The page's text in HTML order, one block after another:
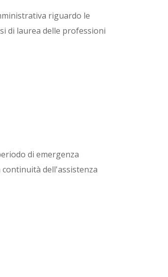
riguardo le
di laurea delle professioni
di emergenza
dell'assistenza